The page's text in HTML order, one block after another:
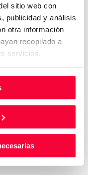
sitio web con
publicidad y análisis
otra información
recopilado a
servicios.
VO
Cv AUTOMÁTICO